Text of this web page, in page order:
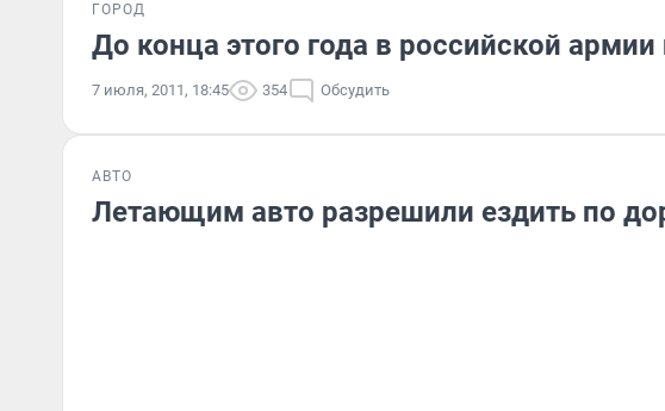
ГОРОД
До конца этого года в российской
7 июля, 2011, 18:45 354 Обсудить
АВТО
Летающим авто разрешили ездить по